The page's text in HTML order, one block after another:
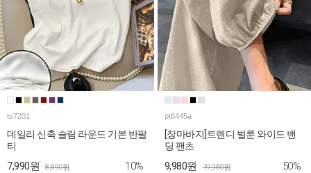
ts7201
데일리 신축 슬림 라운드 기본 반팔
티
7,990원 8,890원 10%
pt6445a
[장마바지]트렌디 벌룬 와이드 밴
딩 팬츠
9,980원 19,980원 50%